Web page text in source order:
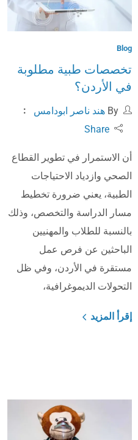
Blog
تخصصات طبية مطلوبة
في الأردن؟
هند ناصر ابودامس
Share
أن الاستمرار في تطوير القطاع
الصحي وازدياد الاحتياجات
الطبية، يعني ضرورة تخطيط
مسار الدراسة والتخصص، وذلك
بالنسبة للطلاب والمهنيين
الباحثين عن فرص عمل
مستقرة في الأردن، وفي ظل
التحولات الديموغرافية،
إقرأ المزيد